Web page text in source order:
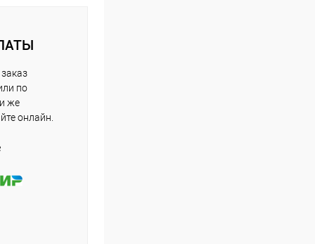
по
же
онлайн.